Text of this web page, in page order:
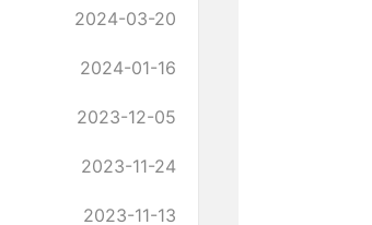
2024-03-20
2024-01-16
2023-12-05
2023-11-24
2023-11-13